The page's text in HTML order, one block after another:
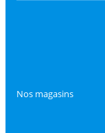
Nos magasins